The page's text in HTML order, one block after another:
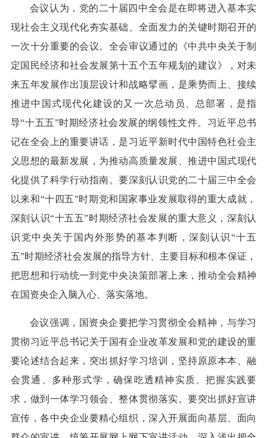
会议认为，党的二十届四中全会是在即将进入基本实
现社会主义现代化夯实基础、全面发力的关键时期召开的
一次十分重要的会议。全会审议通过的《中共中央关于制
定国民经济和社会发展第十五个五年规划的建议》，对未
来五年发展作出顶层设计和战略擘画，是乘势而上、接续
推进中国式现代化建设的又一次总动员、总部署，是指
导“十五五”时期经济社会发展的纲领性文件。习近平总书
记在全会上的重要讲话，是习近平新时代中国特色社会主
义思想的最新发展，为推动高质量发展、推进中国式现代
化提供了科学行动指南。要深刻认识党的二十届三中全会
以来和“十四五”时期党和国家事业发展取得的重大成就，
深刻认识“十五五”时期经济社会发展的重大意义，深刻认
识党中央关于国内外形势的基本判断，深刻认识“十五
五”时期经济社会发展的指导方针、主要目标和根本保证，
把思想和行动统一到党中央决策部署上来，推动全会精神
在国资央企入脑入心、落实落地。
会议强调，国资央企要把学习贯彻全会精神，与学习
贯彻习近平总书记关于国有企业改革发展和党的建设的重
要论述结合起来，突出抓好学习培训，坚持原原本本、融
会贯通、多种形式学，确保吃透精神实质、把握实践要
求，做到一体学习领会、整体贯彻落实。要突出抓好宣讲
宣传，各中央企业要精心组织，深入开展面向基层、面向